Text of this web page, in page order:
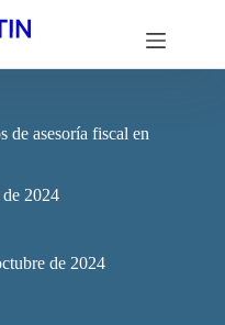
de asesoría fiscal en
2024
de 2024